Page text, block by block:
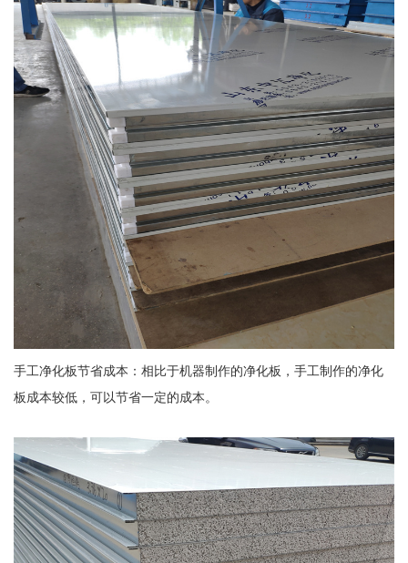
手工净化板节省成本：相比于机器制作的净化板，手工制作的净化
板成本较低，可以节省一定的成本。